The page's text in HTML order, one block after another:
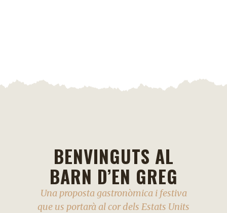
BENVINGUTS AL
BARN D’EN GREG
Una proposta gastronòmica i festiva
que us portarà al cor dels Estats Units